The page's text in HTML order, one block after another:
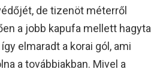
de tizenöt méterről
a jobb kapufa mellett hagyta
elmaradt a korai gól, ami
a továbbiakban. Mivel a